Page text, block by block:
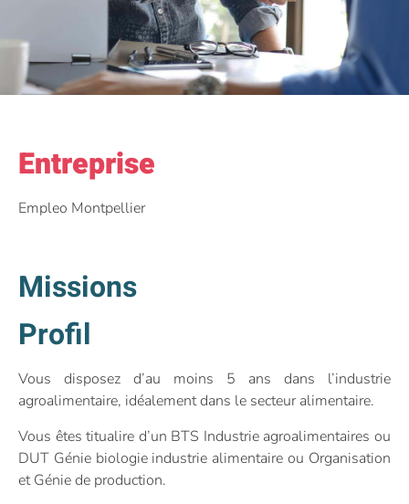
Entreprise
Empleo Montpellier
Missions
Profil
Vous disposez d’au moins 5 ans dans l’industrie
agroalimentaire, idéalement dans le secteur alimentaire.
Vous êtes titualire d’un BTS Industrie agroalimentaires ou
DUT Génie biologie industrie alimentaire ou Organisation
et Génie de production.